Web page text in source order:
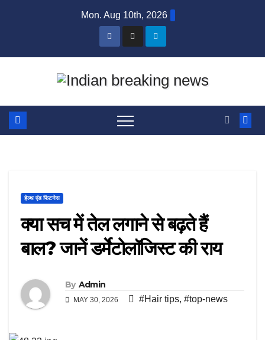
Mon. Aug 10th, 2026
हेल्थ एंड फिटनेस
क्या सच में तेल लगाने से बढ़ते हैं
बाल? जानें डर्मेटोलॉजिस्ट की राय
By Admin
MAY 30, 2026 #Hair tips, #top-news